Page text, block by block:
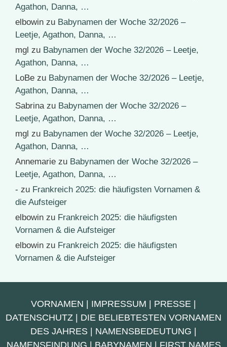
Agathon, Danna, …
elbowin zu Babynamen der Woche 32/2026 –
Leetje, Agathon, Danna, …
mgl zu Babynamen der Woche 32/2026 – Leetje,
Agathon, Danna, …
LoBe zu Babynamen der Woche 32/2026 – Leetje,
Agathon, Danna, …
Sabrinazu Babynamen der Woche 32/2026 –
Leetje, Agathon, Danna, …
mgl zu Babynamen der Woche 32/2026 – Leetje,
Agathon, Danna, …
Annemarie zu Babynamen der Woche 32/2026 –
Leetje, Agathon, Danna, …
- zu Frankreich 2025: die häufigsten Vornamen &
die Aufsteiger
elbowin zu Frankreich 2025: die häufigsten
Vornamen & die Aufsteiger
elbowin zu Frankreich 2025: die häufigsten
Vornamen & die Aufsteiger
VORNAMEN IMPRESSUM PRESSE
DATENSCHUTZ
DIE BELIEBTESTEN VORNAMEN
DES JAHRES
NAMENSBEDEUTUNG